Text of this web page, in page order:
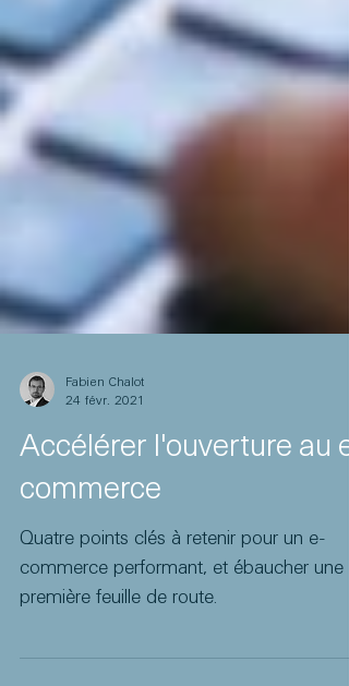
24 févr. 2021
Accélérer l'ouverture au e-
commerce
Quatre points clés à retenir pour un e-
commerce performant, et ébaucher une